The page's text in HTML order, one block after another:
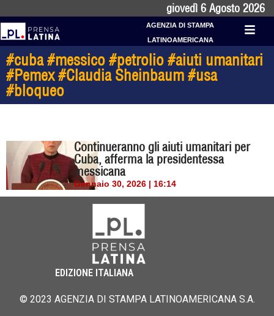
giovedì 6 Agosto 2026
AGENZIA DI STAMPA
LATINOAMERICANA
#cuba #messico #petrolio #aiuti umanitari
#Pemex #Claudia Sheinbaum #usa
#bloqueo
Continueranno gli aiuti umanitari per
Cuba, afferma la presidentessa
messicana
Gennaio 30, 2026 | 16:14
EDIZIONE ITALIANA
© 2023 AGENZIA DI STAMPA LATINOAMERICANA S.A.